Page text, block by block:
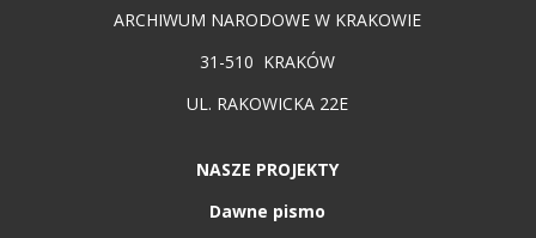
ARCHIWUM NARODOWE W KRAKOWIE
31-510 KRAKÓW
UL. RAKOWICKA 22E
NASZE PROJEKTY
Dawne pismo